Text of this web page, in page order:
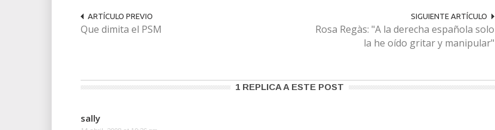
ARTÍCULO PREVIO
Que dimita el PSM
SIGUIENTE ARTÍCULO
Rosa Regàs: "A la derecha española solo
la he oído gritar y manipular"
1 REPLICA A ESTE POST
sally